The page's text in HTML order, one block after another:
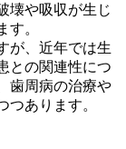
壊や吸収が生じ
す。
が、近年では生
との関連性につ
歯周病の治療や
あります。